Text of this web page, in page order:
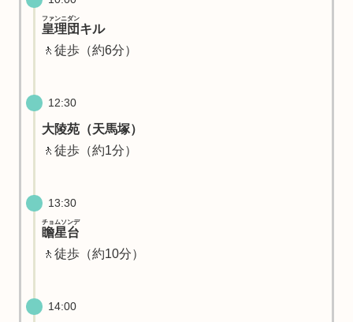
皇理団
ファンニダン
キル
🚶徒歩（約6分）
12:30
大陵苑（天馬塚）
🚶徒歩（約1分）
13:30
瞻星台
チョムソンデ
🚶徒歩（約10分）
14:00